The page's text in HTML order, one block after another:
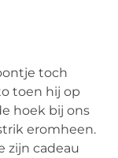
toch
toen hij op
hoek bij ons
eromheen.
zijn cadeau